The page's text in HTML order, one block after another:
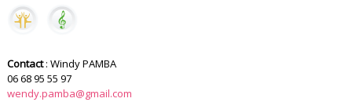
Contact: Windy PAMBA
06 68 95 55 97
wendy.pamba@gmail.com